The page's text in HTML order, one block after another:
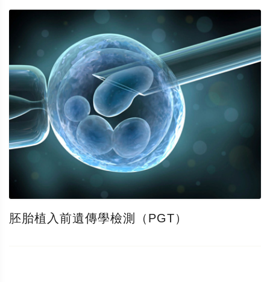
胚胎植入前遺傳學檢測（PGT）